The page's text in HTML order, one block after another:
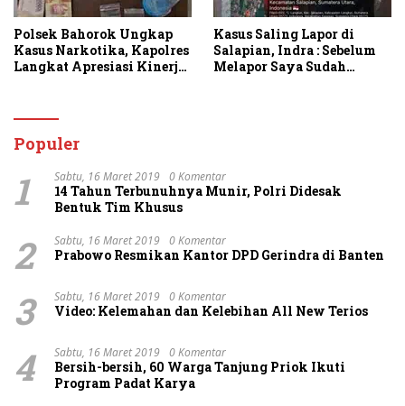
Polsek Bahorok Ungkap
Kasus Narkotika, Kapolres
Langkat Apresiasi Kinerja
Layanan 110
Kasus Saling Lapor di
Salapian, Indra : Sebelum
Melapor Saya Sudah
Populer
1 Sabtu, 16 Maret 2019 0 Komentar
14 Tahun Terbunuhnya Munir, Polri Didesak
Bentuk Tim Khusus
2 Sabtu, 16 Maret 2019 0 Komentar
Prabowo Resmikan Kantor DPD Gerindra di Banten
3 Sabtu, 16 Maret 2019 0 Komentar
Video: Kelemahan dan Kelebihan All New Terios
4 Sabtu, 16 Maret 2019 0 Komentar
Bersih-bersih, 60 Warga Tanjung Priok Ikuti
Program Padat Karya